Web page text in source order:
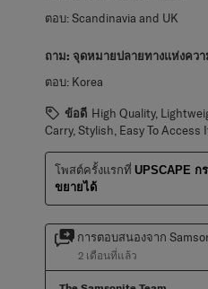
ตอบ:Scandinavia and UK
ถาม: จุดหมายปลายทางแห่งคว
ตอบ: Korea
ข้อดี High Quality,
Carry, Stylish, Easy To Access
โพสต์ครั้งแรกที่ UPSCAPE ก
ขยายได้
การตอบสนองจาก
2 เดือนที่แล้ว